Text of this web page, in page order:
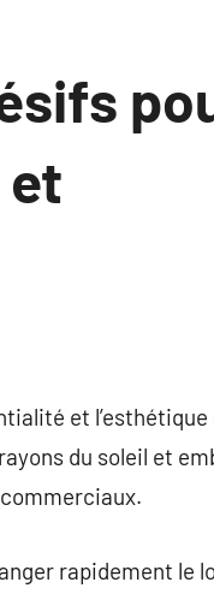
et l’esthétique
du soleil et
rapidement le